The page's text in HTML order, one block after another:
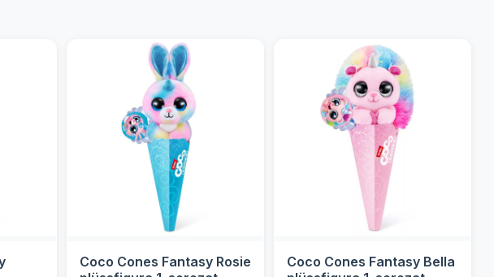
Coco Cones Fantasy Rosie
Coco Cones Fantasy Bella